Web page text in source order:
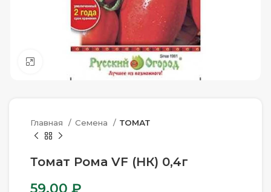
Нажмите, чтобы увеличить
Главная Семена ТОМАТ
Томат Рома VF (НК) 0,4г
59.00 ₽